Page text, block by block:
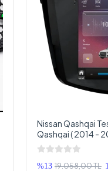
Nissan Qashqai
Qashqai ( 2014 -
Multimedya –
Android Double
%13 19.058,00 TL